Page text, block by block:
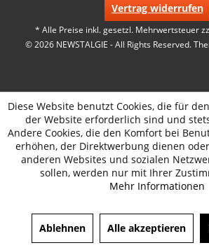
Vertrag widerrufen
* Alle Preise inkl. gesetzl. Mehrwertsteuer
© 2026 NEWSTALGIE - All Rights Reserved.
Diese Website benutzt Cookies, die für
der Website erforderlich sind und
Andere Cookies, die den Komfort bei
erhöhen, der Direktwerbung dienen
anderen Websites und sozialen
sollen, werden nur mit Ihrer
Mehr Informationen
Ablehnen Alle akzeptieren